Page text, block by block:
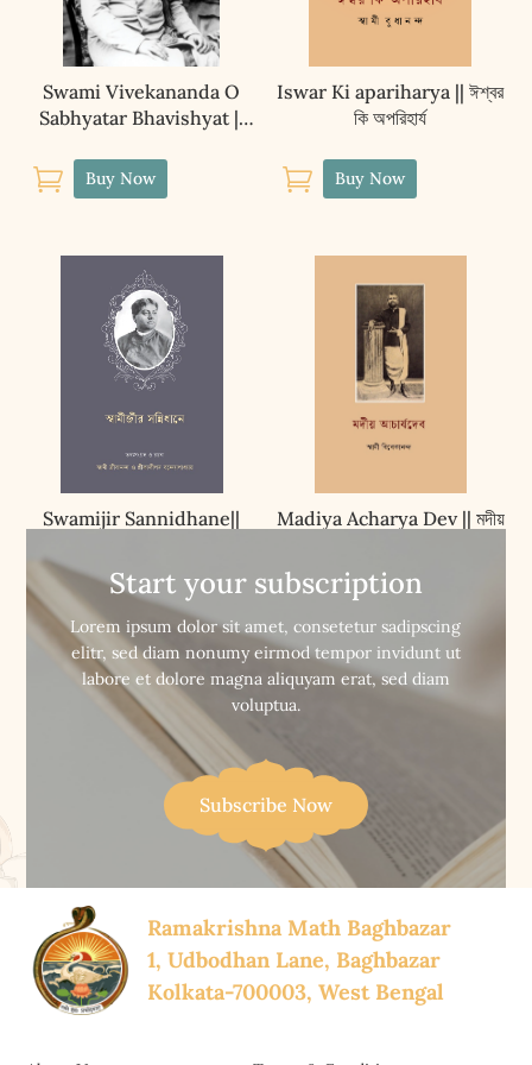
Swami Vivekananda O
Sabhyatar Bhavishyat ||
 Buy Now
Iswar Ki apariharya || ঈশ্বর
কি অপরিহার্য
 Buy Now
Swamijir Sannidhane||
 Buy Now
Madiya Acharya Dev || মদীয়
Buy Now
Start your subscription
Lorem ipsum dolor sit amet, consetetur sadipscing
elitr, sed diam nonumy eirmod tempor invidunt ut
labore et dolore magna aliquyam erat, sed diam
voluptua.
Subscribe Now
Ramakrishna Math Baghbazar
1, Udbodhan Lane, Baghbazar
Kolkata-700003, West Bengal